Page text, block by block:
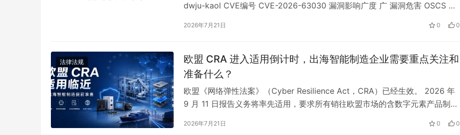
dwju-kaol CVE编号 CVE-2026-63030 漏洞影响广度 广 漏洞危害 OSCS 描
泛用于默认站点部署、内容读取和插件生态扩展。 受影响版本中，
2026年7月21日 0 0
法律法规
欧盟 CRA 进入适用倒计时，出海智能制造企业需要重点关注和
准备什么？
欧盟《网络弹性法案》（Cyber Resilience Act，CRA）已经生效。 2026 年
9 月 11 日报告义务将率先适用，要求所有销往欧盟市场的含数字元素产品制造
在那些容易被忽略的软件部分：固件、嵌入式系统、通信模组、移动 App、云
2026年7月21日 0 0